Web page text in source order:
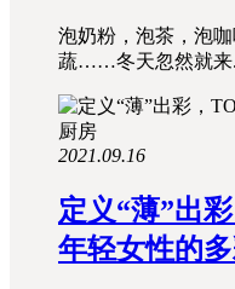
泡奶粉，泡茶，泡
蔬……冬天忽然就来
2021.09.16
定义“薄”出
年轻女性的